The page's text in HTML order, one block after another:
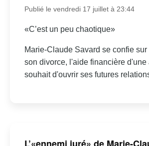
Publié le vendredi 17 juillet à 23:44
«C’est un peu chaotique»
Marie-Claude Savard se confie sur
son divorce, l'aide financière d'une
souhait d'ouvrir ses futures
L’«ennemi juré» de Marie-